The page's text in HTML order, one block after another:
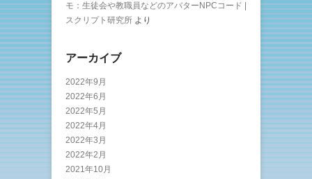
モ：生徒会や教職員などのアバターNPCコード |
スクリプト研究所 より
アーカイブ
2022年9月
2022年6月
2022年5月
2022年4月
2022年3月
2022年2月
2021年10月